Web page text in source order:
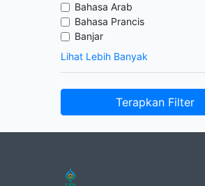
Bahasa Arab
Bahasa Prancis
Banjar
Lihat Lebih Banyak
Terapkan Filter